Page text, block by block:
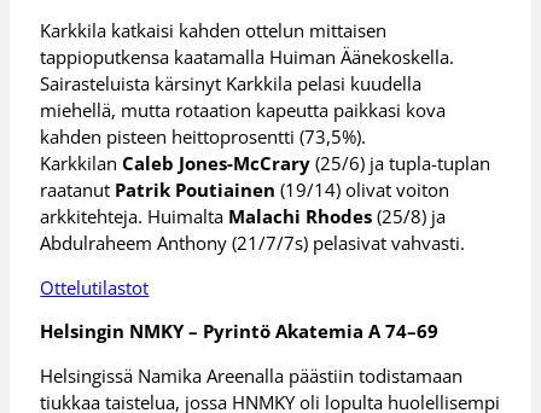
Karkkila katkaisi kahden ottelun mittaisen
tappioputkensa kaatamalla Huiman Äänekoskella.
Sairasteluista kärsinyt Karkkila pelasi kuudella
miehellä, mutta rotaation kapeutta paikkasi kova
kahden pisteen heittoprosentti (73,5%).
KarkkilanCaleb Jones-McCrary (25/6) ja tupla-tuplan
raatanut Patrik Poutiainen (19/14) olivat voiton
arkkitehteja. Huimalta Malachi Rhodes (25/8) ja
Abdulraheem Anthony (21/7/7s) pelasivat vahvasti.
Ottelutilastot
Helsingin NMKY – Pyrintö Akatemia A 74–69
Helsingissä Namika Areenalla päästiin todistamaan
tiukkaa taistelua, jossa HNMKY oli lopulta huolellisempi